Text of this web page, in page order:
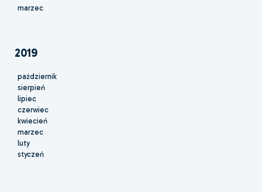
marzec
2019
październik
sierpień
lipiec
czerwiec
kwiecień
marzec
luty
styczeń